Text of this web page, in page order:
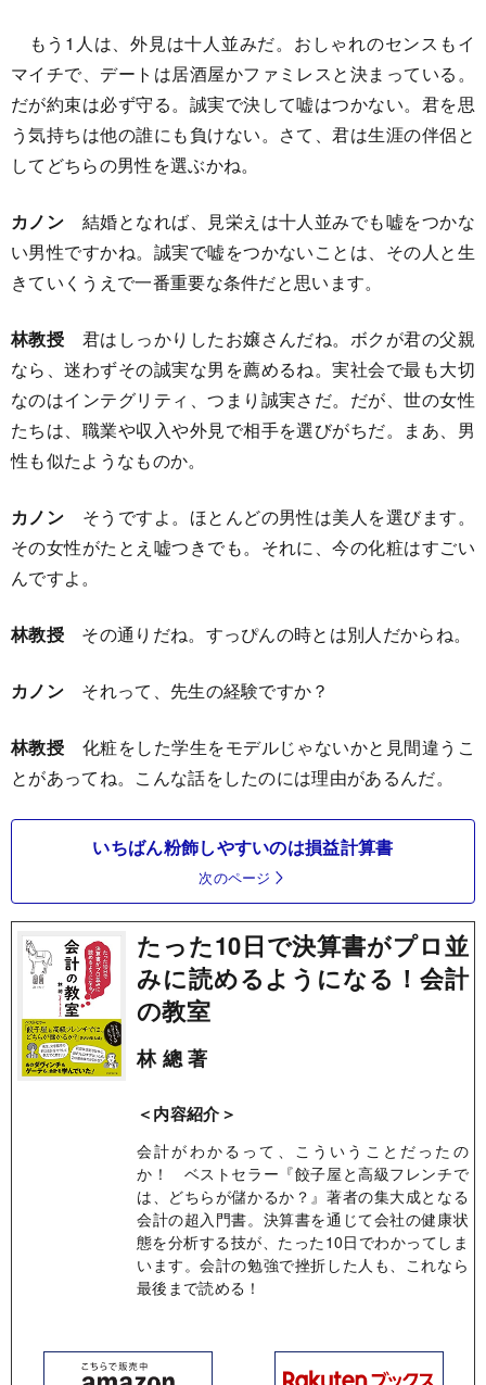
もう1人は、外見は十人並みだ。おしゃれのセンスもイ
マイチで、デートは居酒屋かファミレスと決まっている。
だが約束は必ず守る。誠実で決して嘘はつかない。君を思
う気持ちは他の誰にも負けない。さて、君は生涯の伴侶と
してどちらの男性を選ぶかね。
カノン 結婚となれば、見栄えは十人並みでも嘘をつかな
い男性ですかね。誠実で嘘をつかないことは、その人と生
きていくうえで一番重要な条件だと思います。
林教授 君はしっかりしたお嬢さんだね。ボクが君の父親
なら、迷わずその誠実な男を薦めるね。実社会で最も大切
なのはインテグリティ、つまり誠実さだ。だが、世の女性
たちは、職業や収入や外見で相手を選びがちだ。まあ、男
性も似たようなものか。
カノン そうですよ。ほとんどの男性は美人を選びます。
その女性がたとえ嘘つきでも。それに、今の化粧はすごい
んですよ。
林教授 その通りだね。すっぴんの時とは別人だからね。
カノン それって、先生の経験ですか？
林教授 化粧をした学生をモデルじゃないかと見間違うこ
とがあってね。こんな話をしたのには理由があるんだ。
いちばん粉飾しやすいのは損益計算書
次のページ
たった10日で決算書がプロ並
みに読めるようになる！会計
の教室
林 總 著
＜内容紹介＞
会計がわかるって、こういうことだったの
か！ ベストセラー『餃子屋と高級フレンチで
は、どちらが儲かるか？』著者の集大成となる
会計の超入門書。決算書を通じて会社の健康状
態を分析する技が、たった10日でわかってしま
います。会計の勉強で挫折した人も、これなら
最後まで読める！